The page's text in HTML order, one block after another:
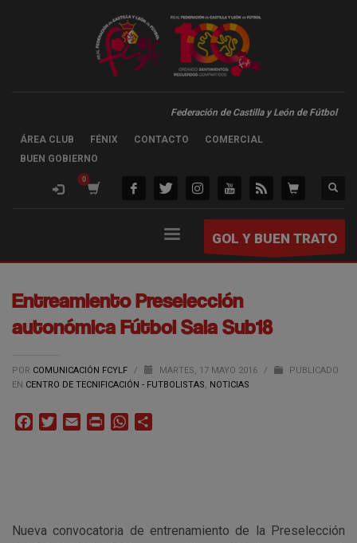
Federación de Castilla y León de Fútbol
ÁREA CLUB FÉNIX CONTACTO
COMERCIAL
BUEN GOBIERNO
GOL Y BUEN TRATO
Entreamiento Preselección
autonómica Fútbol Sala Sub18
POR COMUNICACIÓN FCYLF / MARTES, 17 MAYO 2016 /
PUBLICADO
EN CENTRO DE TECNIFICACIÓN - FUTBOLISTAS, NOTICIAS
FacebookTwitterEmail Print WhatsApp
Nueva convocatoria de entrenamiento de la Preselección